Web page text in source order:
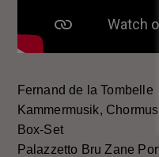
Fernand de la Tombelle
Kammermusik,
Box-Set
Palazzetto Bru Zane